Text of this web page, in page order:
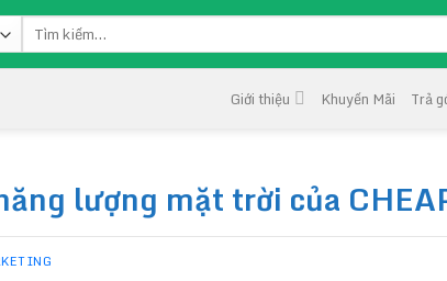
Tìm
kiếm:
Giới thiệu Khuyến Mãi Trả
lượng mặt trời của